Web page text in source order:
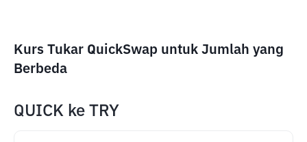
Kurs Tukar QuickSwap untuk Jumlah yang
Berbeda
QUICK ke TRY